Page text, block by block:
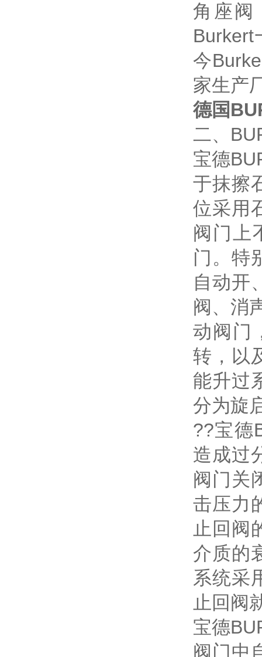
角座阀
Burkert
今
家生产
德国
二、
宝德
于抹擦
位采用
阀门上
门。特
自动开
阀、消
动阀门
转，以
能升过
分为旋
??宝德
造成过
阀门关
击压力
止回阀
介质的
系统采
止回阀
宝德
阀门中